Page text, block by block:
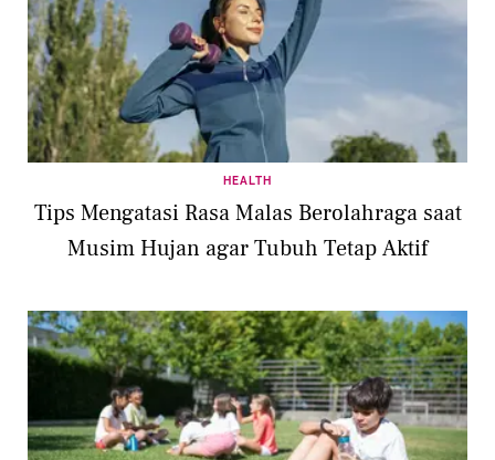
HEALTH
Tips Mengatasi Rasa Malas Berolahraga saat
Musim Hujan agar Tubuh Tetap Aktif